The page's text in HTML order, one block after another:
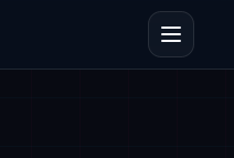
Abrir